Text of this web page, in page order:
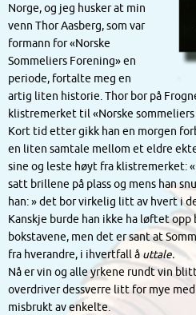
Norge, og jeg husker at min
venn Thor Aasberg, som var
formann for «Norske
Sommeliers Forening» en
periode, fortalte meg en
artig liten historie. Thor bor på
klistremerket til «Norske
Kort tid etter gikk han en morgen
en liten samtale mellom et eldre
sine og leste høyt fra klistremerket:
satt brillene på plass og mens han
han: » det bor virkelig litt av hvert i
Kanskje burde han ikke ha løftet
bokstavene, men det er sant at
fra hverandre, i ihvertfall å uttale.
Nå er vin og alle yrkene rundt vin
overdriver dessverre litt for mye
misbrukt av enkelte.